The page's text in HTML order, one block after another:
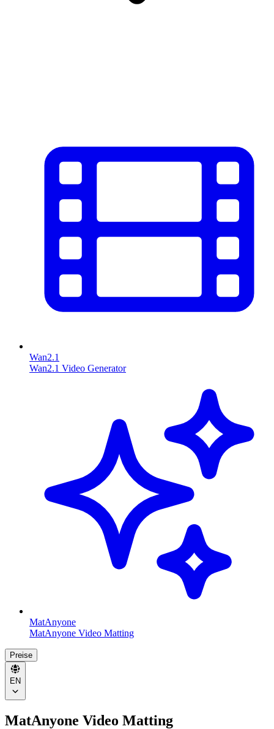
Wan2.1
Wan2.1 Video Generator
MatAnyone
MatAnyone Video Matting
Preise
EN
MatAnyone Video Matting